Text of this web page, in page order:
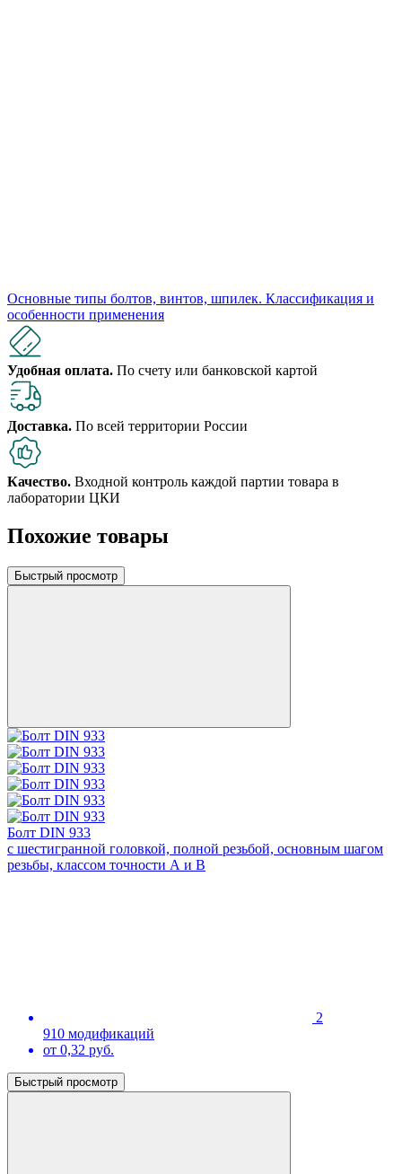
Основные типы болтов, винтов, шпилек. Классификация и
особенности применения
Удобная оплата. По счету или банковской картой
Доставка. По всей территории России
Качество. Входной контроль каждой партии товара в
лаборатории ЦКИ
Похожие товары
Быстрый просмотр
Болт DIN 933
с шестигранной головкой, полной резьбой, основным шагом
резьбы, классом точности А и В
2
910 модификаций
от 0,32 руб.
Быстрый просмотр